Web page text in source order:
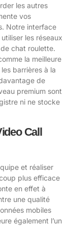
les autres
vos
Notre interface
les réseaux
chat roulette.
la meilleure
barrières à la
de
premium sont
ni ne stocke
Call
et réaliser
plus efficace
en effet à
une qualité
mobiles
également l’un